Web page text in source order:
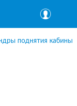
поднятия кабины